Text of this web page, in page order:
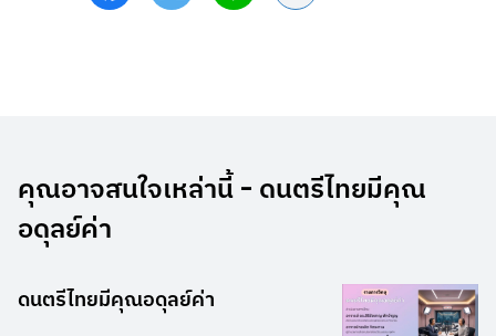
คุณอาจสนใจเหล่านี้ - ดนตรีไทยมีคุณ
อดุลย์ค่า
ดนตรีไทยมีคุณอดุลย์ค่า